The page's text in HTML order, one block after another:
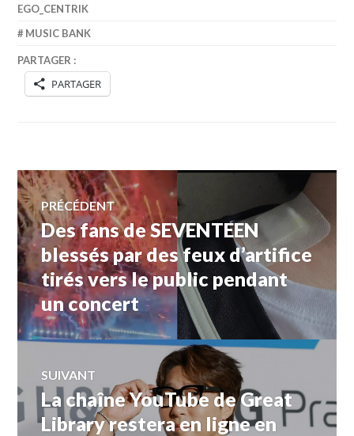
EGO_CENTRIK
MUSIC BANK
PARTAGER :
PARTAGER
Navigation
de
l’article
PRÉCÉDENT
Article
précédent :
Des fans de SEVENTEEN
blessés par des feux d’artifice
tirés vers le public pendant
un concert
SUIVANT
Article
Suivant:
La chaîne YouTube de Great
Library restera en ligne en